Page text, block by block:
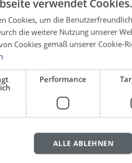
erfordert Beiträge aus
Perspektiven.
anregenden Aufsätzen
Themen, von Arbeits-,
[…]
Europarecht
Genetic TestingHuman
Rechtswissenschaften
Wettbewerbsrecht
verwendet Cookies.
Cookies, um die
die weitere Nutzung unserer
Cookies gemäß unserer Cookie-
Performance
ALLE ABLEHNEN